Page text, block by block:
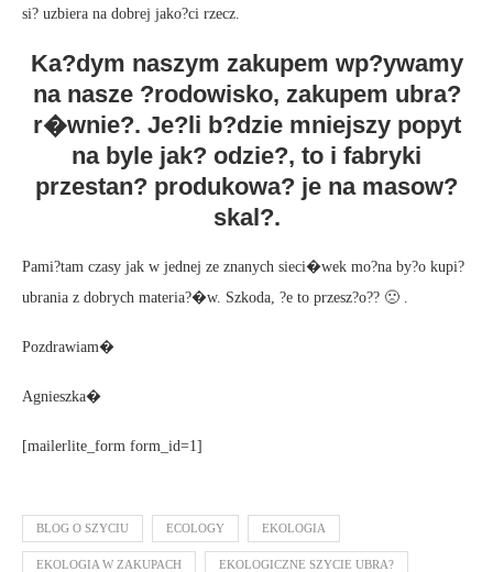
si? uzbiera na dobrej jako?ci rzecz.
Ka?dym naszym zakupem wp?ywamy
na nasze ?rodowisko, zakupem ubra?
r�wnie?. Je?li b?dzie mniejszy popyt
na byle jak? odzie?, to i fabryki
przestan? produkowa? je na masow?
skal?.
Pami?tam czasy jak w jednej ze znanych sieci�wek mo?na by?o kupi?
ubrania z dobrych materia?�w. Szkoda, ?e to przesz?o?? 🙁 .
Pozdrawiam�
Agnieszka�
[mailerlite_form form_id=1]
BLOG O SZYCIU ECOLOGY EKOLOGIA
EKOLOGIA W ZAKUPACH EKOLOGICZNE SZYCIE UBRA?